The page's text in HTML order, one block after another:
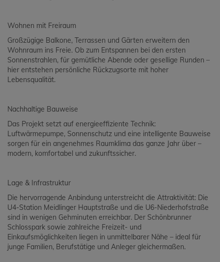
Wohnen mit Freiraum
Großzügige Balkone, Terrassen und Gärten erweitern den
Wohnraum ins Freie. Ob zum Entspannen bei den ersten
Sonnenstrahlen, für gemütliche Abende oder gesellige Runden –
hier entstehen persönliche Rückzugsorte mit hoher
Lebensqualität.
Nachhaltige Bauweise
Das Projekt setzt auf energieeffiziente Technik:
Luftwärmepumpe, Sonnenschutz und eine intelligente Bauweise
sorgen für ein angenehmes Raumklima das ganze Jahr über –
modern, komfortabel und zukunftssicher.
Lage & Infrastruktur
Die hervorragende Anbindung unterstreicht die Attraktivität: Die
U4-Station Meidlinger Hauptstraße und die U6-Niederhofstraße
sind in wenigen Gehminuten erreichbar. Der Schönbrunner
Schlosspark sowie zahlreiche Freizeit- und
Einkaufsmöglichkeiten liegen in unmittelbarer Nähe – ideal für
junge Familien, Berufstätige und Anleger gleichermaßen.